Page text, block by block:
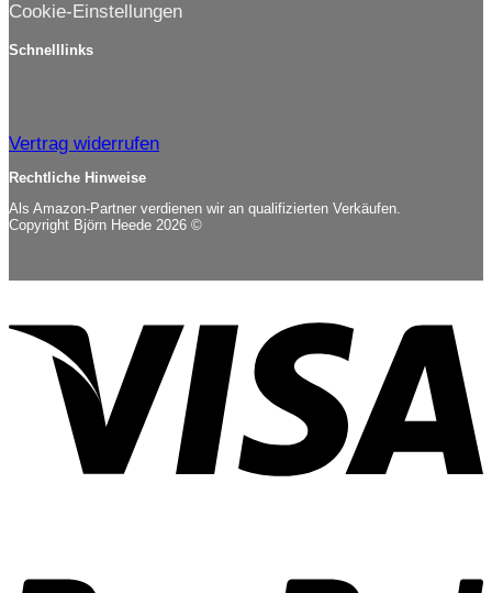
Cookie-Einstellungen
Schnelllinks
Vertrag widerrufen
Rechtliche Hinweise
Als Amazon-Partner verdienen wir an qualifizierten Verkäufen.
Copyright Björn Heede 2026 ©